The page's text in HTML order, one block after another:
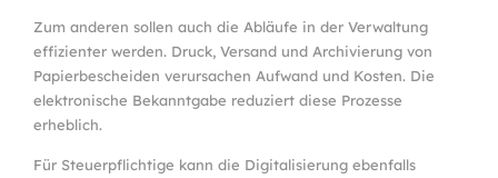
Zum anderen sollen auch die Abläufe in der Verwaltung
effizienter werden. Druck, Versand und Archivierung von
Papierbescheiden verursachen Aufwand und Kosten. Die
elektronische Bekanntgabe reduziert diese Prozesse
erheblich.
Für Steuerpflichtige kann die Digitalisierung ebenfalls